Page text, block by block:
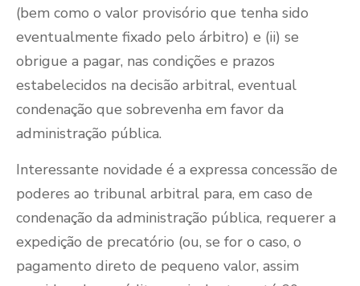
(bem como o valor provisório que tenha sido
eventualmente fixado pelo árbitro) e (ii) se
obrigue a pagar, nas condições e prazos
estabelecidos na decisão arbitral, eventual
condenação que sobrevenha em favor da
administração pública.
Interessante novidade é a expressa concessão de
poderes ao tribunal arbitral para, em caso de
condenação da administração pública, requerer a
expedição de precatório (ou, se for o caso, o
pagamento direto de pequeno valor, assim